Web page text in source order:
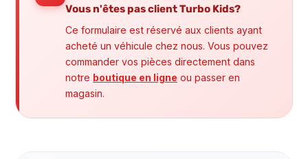
Vous n'êtes pas client Turbo Kids?
Ce formulaire est réservé aux clients ayant
acheté un véhicule chez nous. Vous pouvez
commander vos pièces directement dans
notre boutique en ligne ou passer en
magasin.